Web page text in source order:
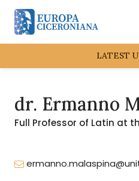
LATEST
dr. Ermanno
Full Professor of Latin at